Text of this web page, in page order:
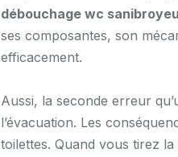
débouchage wc
ses composantes, son
efficacement.
Aussi, la seconde erreur
l’évacuation. Les
toilettes. Quand vous tirez